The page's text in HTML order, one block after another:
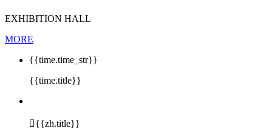
EXHIBITION HALL
MORE
{{time.time_str}}
{{time.title}}
{{zh.title}}